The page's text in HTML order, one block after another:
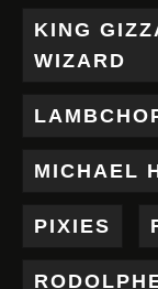
KING
WIZARD
MICHAEL
PIXIES